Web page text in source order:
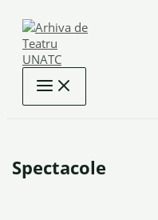
content
Spectacole